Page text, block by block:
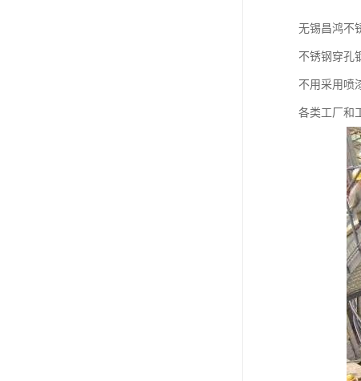
无锡昌鸿不
不锈钢穿孔
不用采用喷
各类工厂和